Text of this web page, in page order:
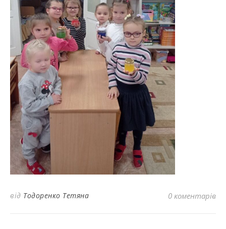
від Тодоренко Тетяна 0 коментарів